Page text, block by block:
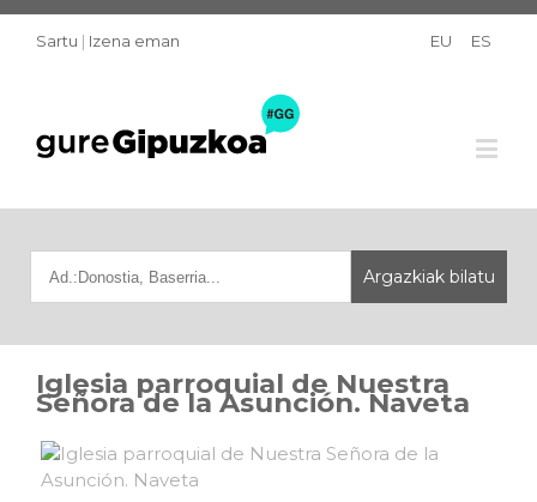
Sartu | Izena eman EU ES
Iglesia parroquial de Nuestra
Señora de la Asunción. Naveta